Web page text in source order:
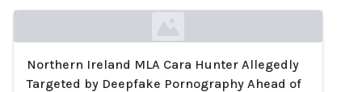
Loading...
Northern Ireland MLA Cara Hunter Allegedly
Targeted by Deepfake Pornography Ahead of